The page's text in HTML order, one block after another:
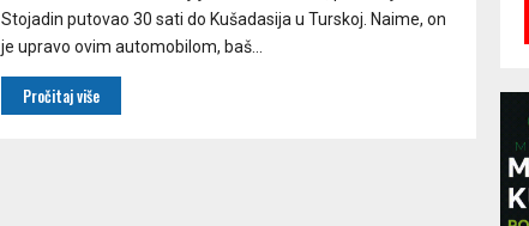
Stojadin putovao 30 sati do Kušadasija u Turskoj. Naime, on
je upravo ovim automobilom, baš...
Pročitaj više